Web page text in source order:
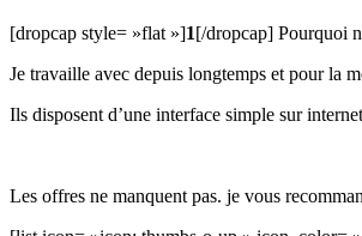
[dropcap style= »flat »]1[/dropcap] Pourquoi
Je travaille avec depuis longtemps et pour la
Ils disposent d’une interface simple sur
Les offres ne manquent pas. je vous